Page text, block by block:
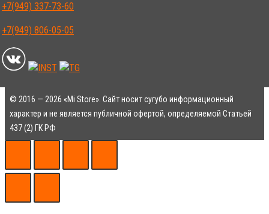
+7(949) 337-73-60
+7(949) 806-05-05
© 2016 — 2026 «Mi Store». Сайт носит сугубо информационный
характер и не является публичной офертой, определяемой Статьей
437 (2) ГК РФ